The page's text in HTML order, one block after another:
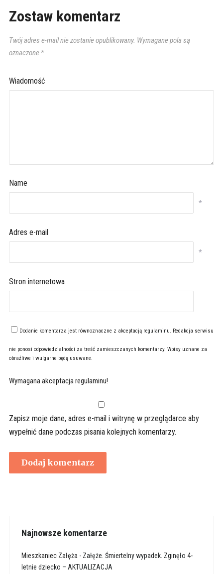
Zostaw komentarz
Twój adres e-mail nie zostanie opublikowany. Wymagane pola są
oznaczone *
Wiadomość
Name
*
Adres e-mail
*
Stron internetowa
Dodanie komentarza jest równoznaczne z akceptacją regulaminu. Redakcja serwisu
nie ponosi odpowiedzialności za treść zamieszczanych komentarzy. Wpisy uznane za
obraźliwe i wulgarne będą usuwane.
Wymagana akceptacja regulaminu!
Zapisz moje dane, adres e-mail i witrynę w przeglądarce aby
wypełnić dane podczas pisania kolejnych komentarzy.
Najnowsze komentarze
Mieszkaniec Załęża- Załęże. Śmiertelny wypadek. Zginęło 4-
letnie dziecko – AKTUALIZACJA